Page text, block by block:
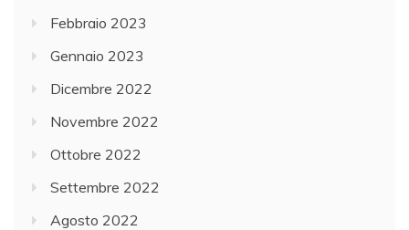
Febbraio 2023
Gennaio 2023
Dicembre 2022
Novembre 2022
Ottobre 2022
Settembre 2022
Agosto 2022